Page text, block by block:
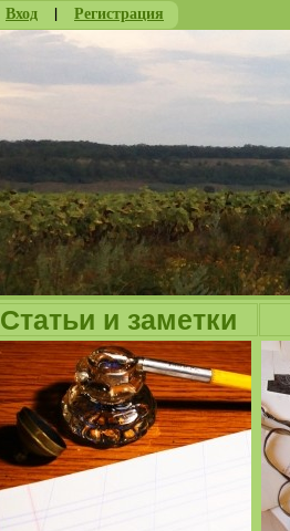
Вход | Регистрация
Статьи и заметки